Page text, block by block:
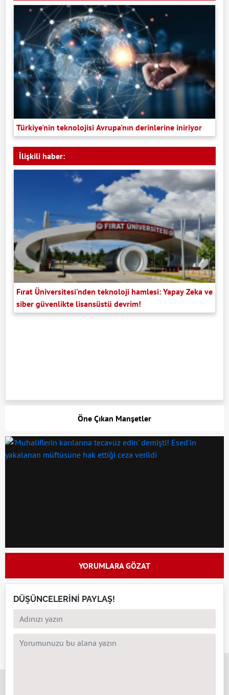
Türkiye'nin teknolojisi Avrupa'nın derinlerine iniriyor
İlişkili haber:
Fırat Üniversitesi'nden teknoloji hamlesi: Yapay Zeka ve
siber güvenlikte lisansüstü devrim!
Öne Çıkan Manşetler
YORUMLARA GÖZAT
DÜŞÜNCELERİNİ PAYLAŞ!